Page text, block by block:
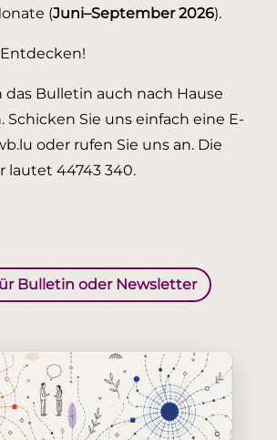
(Juni–September 2026).
das Bulletin auch nach Hause
Schicken Sie uns einfach eine E-
oder rufen Sie uns an. Die
lautet 44743 340.
Bulletin oder Newsletter